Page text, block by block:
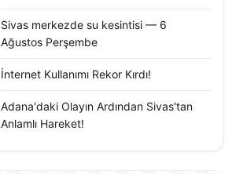
Sivas merkezde su kesintisi — 6
Ağustos Perşembe
İnternet Kullanımı Rekor Kırdı!
Adana'daki Olayın Ardından Sivas'tan
Anlamlı Hareket!